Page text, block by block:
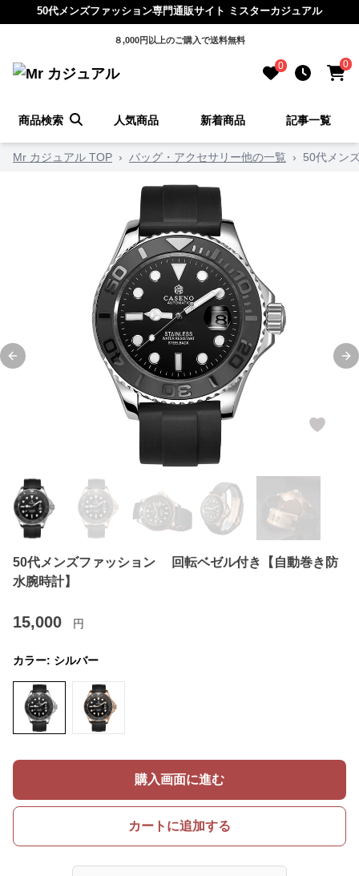
50代メンズファッション専門通販サイト ミスターカジュアル
８,000円以上のご購入で送料無料
0 0
商品検索 人気商品 新着商品 記事一覧
Mr カジュアル TOP › バッグ・アクセサリー他の一覧 › 50代メン
Previous slide
50代メンズファッション 回転ベゼル付き【自動巻き防
水腕時計】
15,000 円
カラー: シルバー
購入画面に進む
カートに追加する